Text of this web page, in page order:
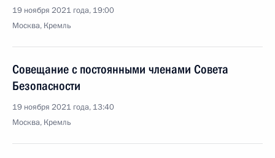
19 ноября 2021 года, 19:00
Москва, Кремль
Совещание с постоянными членами Совета
Безопасности
19 ноября 2021 года, 13:40
Москва, Кремль